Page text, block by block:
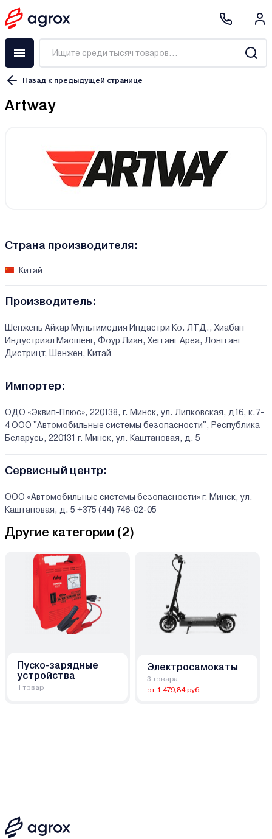
Назад к предыдущей странице
Artway
Страна производителя:
Китай
Производитель:
Шенжень Айкар Мультимедия Индастри Ко. ЛТД., Xиабан
Индустриал Маошенг, Фоур Лиан, Хегганг Ареа, Лонгганг
Дистрицт, Шенжен, Китай
Импортер:
ОДО «Эквип-Плюс», 220138, г. Минск, ул. Липковская, д16, к.7-
4 ООО "Автомобильные системы безопасности", Республика
Беларусь, 220131 г. Минск, ул. Каштановая, д. 5
Сервисный центр:
ООО «Автомобильные системы безопасности» г. Минск, ул.
Каштановая, д. 5 +375 (44) 746-02-05
Другие категории (2)
Пуско-зарядные
устройства
1 товар
Электросамокаты
3 товара
от 1 479,84 руб.